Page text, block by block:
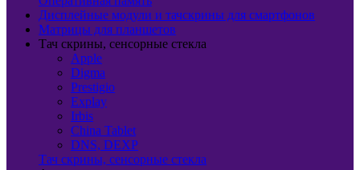
Дисплейные модули и тачскрины для смартфонов
Матрицы для планшетов
Тач скрины, сенсорные стекла
Apple
Digma
Prestigio
Explay
Irbis
China Tablet
DNS, DEXP
Тач скрины, сенсорные стекла